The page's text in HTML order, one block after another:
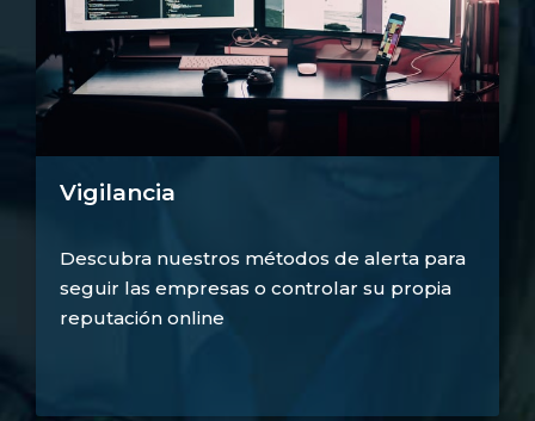
Vigilancia
Descubra nuestros métodos de alerta para
seguir las empresas o controlar su propia
reputación online